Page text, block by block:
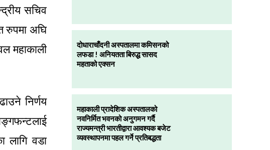
सचिव
रुपमा अघि
महाकाली
निर्णय
लागि वडा
दोधाराचाँदनी अस्पतालमा कमिसनको
लफडा ! अनियतता बिरुद्ध सासद
महताको एक्सन
महाकाली प्रादेशिक अस्पतालको
नवनिर्मित भवनको अनुगमन गर्दै
राज्यमन्त्री भारतीद्वारा आवश्यक बजेट
व्यवस्थापनमा पहल गर्ने प्रतिबद्धता